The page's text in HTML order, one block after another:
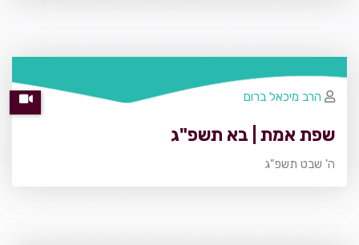
שפת אמת | בא תשפ"ג
ה' שבט תשפ"ג
הרב מיכאל ברום